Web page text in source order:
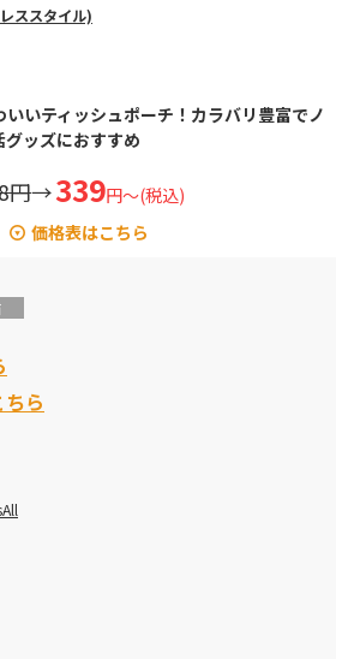
ススタイル)
いティッシュポーチ！カラバリ豊富でノ
ッズにおすすめ
円→339円～(税込)
価格表はこちら
¥748
ら